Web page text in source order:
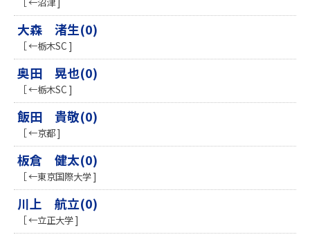
​大森 渚生(0)
［ ←栃木SC ]
奥田 晃也(0)
［ ←栃木SC ]
飯田 貴敬(0)
［ ←京都 ]
板倉 健太(0)
［ ←東京国際大学 ]
川上 航立(0)
［ ←立正大学 ]